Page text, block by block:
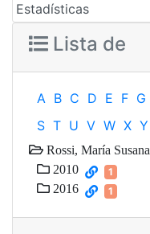
Estadísticas
Lista de
A B C D E F G
S T U V W X Y
Rossi, María Susana
2010 1
2016 1